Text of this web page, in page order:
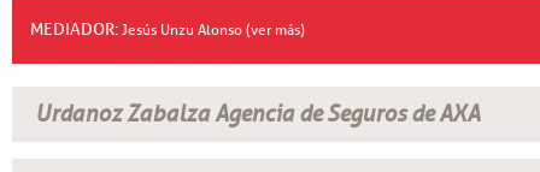
MEDIADOR:Jesús Unzu Alonso (ver más)
Urdanoz Zabalza Agencia de Seguros de AXA